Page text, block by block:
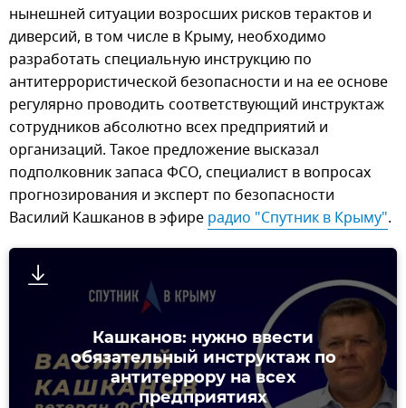
нынешней ситуации возросших рисков терактов и
диверсий, в том числе в Крыму, необходимо
разработать специальную инструкцию по
антитеррористической безопасности и на ее основе
регулярно проводить соответствующий инструктаж
сотрудников абсолютно всех предприятий и
организаций. Такое предложение высказал
подполковник запаса ФСО, специалист в вопросах
прогнозирования и эксперт по безопасности
Василий Кашканов в эфире радио "Спутник в Крыму".
Кашканов: нужно ввести
обязательный инструктаж по
антитеррору на всех
предприятиях